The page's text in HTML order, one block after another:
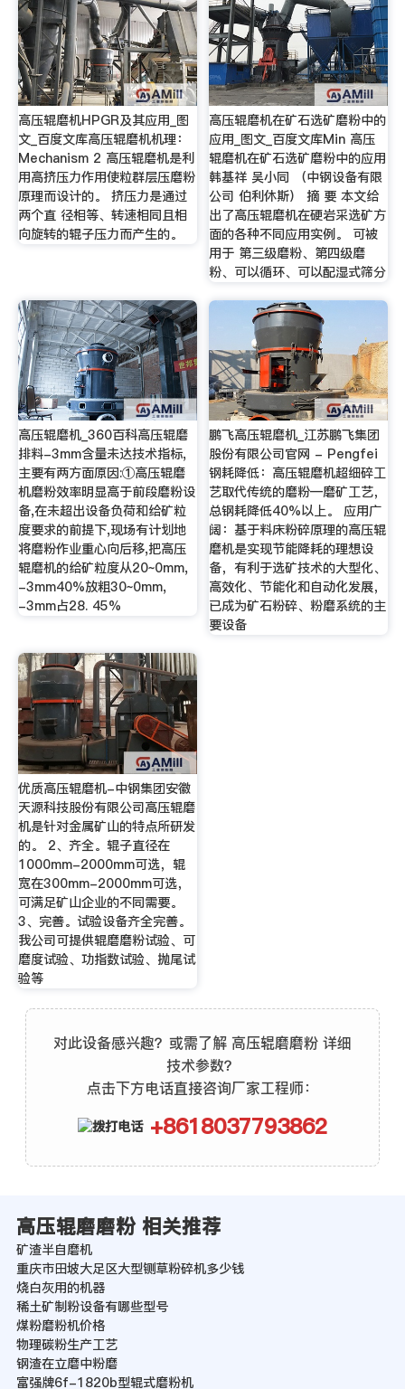
高压辊磨机HPGR及其应用_图
文_百度文库高压辊磨机机理：
Mechanism 2 高压辊磨机是利
用高挤压力作用使粒群层压磨粉
原理而设计的。 挤压力是通过
两个直 径相等、转速相同且相
向旋转的辊子压力而产生的。
高压辊磨机在矿石选矿磨粉中的
应用_图文_百度文库Min 高压
辊磨机在矿石选矿磨粉中的应用
韩基祥 吴小同 （中钢设备有限
公司 伯利休斯） 摘 要 本文给
出了高压辊磨机在硬岩采选矿方
面的各种不同应用实例。 可被
用于 第三级磨粉、第四级磨
粉、可以循环、可以配湿式筛分
高压辊磨机_360百科高压辊磨
排料-3mm含量未达技术指标,
主要有两方面原因:①高压辊磨
机磨粉效率明显高于前段磨粉设
备,在未超出设备负荷和给矿粒
度要求的前提下,现场有计划地
将磨粉作业重心向后移,把高压
辊磨机的给矿粒度从20~0mm,
-3mm40%放粗30~0mm,
-3mm占28. 45%
鹏飞高压辊磨机_江苏鹏飞集团
股份有限公司官网 - Pengfei
钢耗降低：高压辊磨机超细碎工
艺取代传统的磨粉—磨矿工艺，
总钢耗降低40%以上。 应用广
阔：基于料床粉碎原理的高压辊
磨机是实现节能降耗的理想设
备，有利于选矿技术的大型化、
高效化、节能化和自动化发展，
已成为矿石粉碎、粉磨系统的主
要设备
优质高压辊磨机-中钢集团安徽
天源科技股份有限公司高压辊磨
机是针对金属矿山的特点所研发
的。 2、齐全。辊子直径在
1000mm-2000mm可选，辊
宽在300mm-2000mm可选，
可满足矿山企业的不同需要。
3、完善。试验设备齐全完善。
我公司可提供辊磨磨粉试验、可
磨度试验、功指数试验、抛尾试
验等
对此设备感兴趣？或需了解 高压辊磨磨粉 详细
技术参数？
点击下方电话直接咨询厂家工程师：
+8618037793862
高压辊磨磨粉 相关推荐
矿渣半自磨机
重庆市田坡大足区大型铡草粉碎机多少钱
烧白灰用的机器
稀土矿制粉设备有哪些型号
煤粉磨粉机价格
物理碳粉生产工艺
钢渣在立磨中粉磨
富强牌6f-1820b型辊式磨粉机